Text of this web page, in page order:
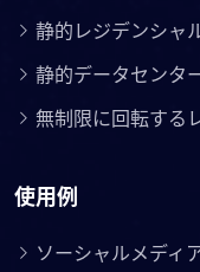
静的レジデンシャ
静的データセンタ
無制限に回転する
使用例
ソーシャルメディ